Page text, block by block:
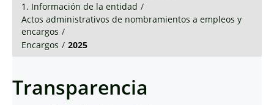
1. Información de la entidad /
Actos administrativos de nombramientos a empleos y
encargos /
Encargos / 2025
Transparencia